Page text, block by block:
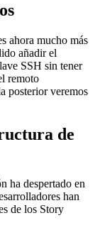
ahora mucho más
añadir el
SSH sin tener
remoto
posterior veremos
de
ha despertado en
han
de los Story